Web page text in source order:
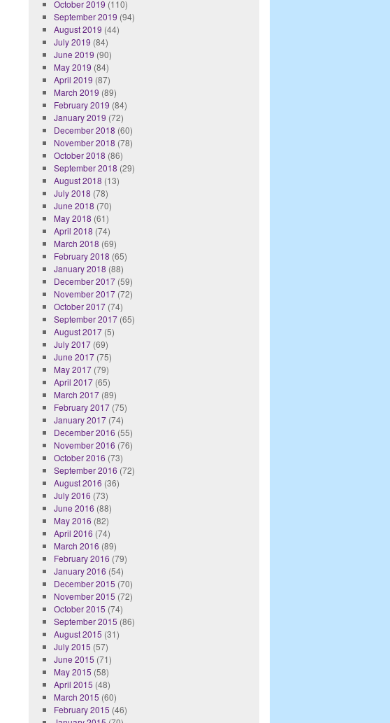
October 2019 (110)
September 2019 (94)
August 2019 (44)
July 2019 (84)
June 2019 (90)
May 2019 (84)
April 2019 (87)
March 2019 (89)
February 2019 (84)
January 2019 (72)
December 2018 (60)
November 2018 (78)
October 2018 (86)
September 2018 (29)
August 2018 (13)
July 2018 (78)
June 2018 (70)
May 2018 (61)
April 2018 (74)
March 2018 (69)
February 2018 (65)
January 2018 (88)
December 2017(59)
November 2017(72)
October 2017(74)
September 2017(65)
August 2017(5)
July 2017(69)
June 2017(75)
May 2017(79)
April 2017(65)
March 2017(89)
February 2017(75)
January 2017(74)
December 2016 (55)
November 2016 (76)
October 2016 (73)
September 2016 (72)
August 2016 (36)
July 2016 (73)
June 2016 (88)
May 2016 (82)
April 2016 (74)
March 2016 (89)
February 2016 (79)
January 2016 (54)
December 2015 (70)
November 2015 (72)
October 2015 (74)
September 2015 (86)
August 2015 (31)
July 2015 (57)
June 2015 (71)
May 2015 (58)
April 2015 (48)
March 2015 (60)
February 2015 (46)